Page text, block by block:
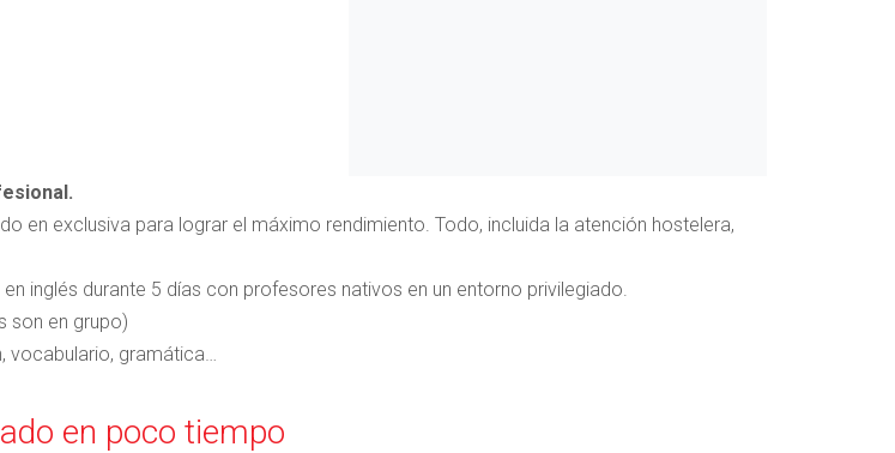
en exclusiva para lograr el máximo rendimiento. Todo, incluida la atención hostelera,
inglés durante 5 días con profesores nativos en un entorno privilegiado.
son en grupo)
vocabulario, gramática…
en poco tiempo